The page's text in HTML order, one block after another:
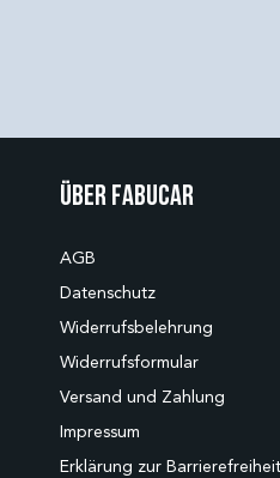
Über Fabucar
AGB
Datenschutz
Widerrufsbelehrung
Widerrufsformular
Versand und Zahlung
Impressum
Erklärung zur Barrierefreiheit